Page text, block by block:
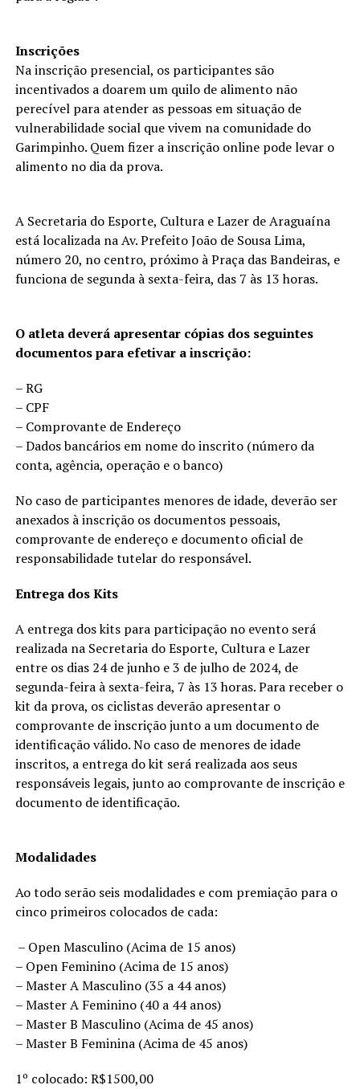
Inscrições
Na inscrição presencial, os participantes são
incentivados a doarem um quilo de alimento não
perecível para atender as pessoas em situação de
vulnerabilidade social que vivem na comunidade do
Garimpinho. Quem fizer a inscrição online pode levar o
alimento no dia da prova.
A Secretaria do Esporte, Cultura e Lazer de Araguaína
está localizada na Av. Prefeito João de Sousa Lima,
número 20, no centro, próximo à Praça das Bandeiras, e
funciona de segunda à sexta-feira, das 7 às 13 horas.
O atleta deverá apresentar cópias dos seguintes
documentos para efetivar a inscrição:
– RG
– CPF
– Comprovante de Endereço
– Dados bancários em nome do inscrito (número da
conta, agência, operação e o banco)
No caso de participantes menores de idade, deverão ser
anexados à inscrição os documentos pessoais,
comprovante de endereço e documento oficial de
responsabilidade tutelar do responsável.
Entrega dos Kits
A entrega dos kits para participação no evento será
realizada na Secretaria do Esporte, Cultura e Lazer
entre os dias 24 de junho e 3 de julho de 2024, de
segunda-feira à sexta-feira, 7 às 13 horas. Para receber o
kit da prova, os ciclistas deverão apresentar o
comprovante de inscrição junto a um documento de
identificação válido. No caso de menores de idade
inscritos, a entrega do kit será realizada aos seus
responsáveis legais, junto ao comprovante de inscrição e
documento de identificação.
Modalidades
Ao todo serão seis modalidades e com premiação para o
cinco primeiros colocados de cada:
– Open Masculino (Acima de 15 anos)
– Open Feminino (Acima de 15 anos)
– Master A Masculino (35 a 44 anos)
– Master A Feminino (40 a 44 anos)
– Master B Masculino (Acima de 45 anos)
– Master B Feminina (Acima de 45 anos)
1º colocado: R$1500,00